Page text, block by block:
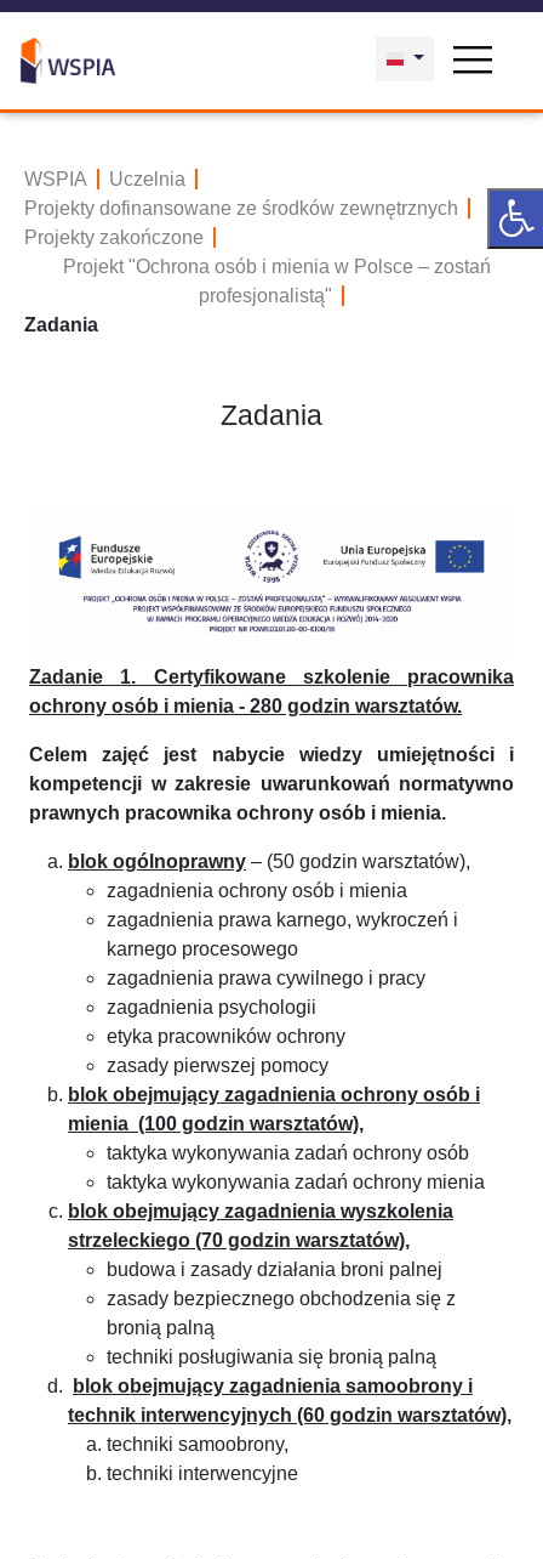
WSPIA
Uczelnia
Projekty dofinansowane ze środków zewnętrznych
Projekty zakończone
Projekt "Ochrona osób i mienia w Polsce – zostań
profesjonalistą"
Zadania
Zadania
Zadanie 1. Certyfikowane szkolenie pracownika
ochrony osób i mienia - 280 godzin warsztatów.
Celem zajęć jest nabycie wiedzy umiejętności i
kompetencji w zakresie uwarunkowań normatywno
prawnych pracownika ochrony osób i mienia.
blok ogólnoprawny – (50 godzin warsztatów),
zagadnienia ochrony osób i mienia
zagadnienia prawa karnego, wykroczeń i
karnego procesowego
zagadnienia prawa cywilnego i pracy
zagadnienia psychologii
etyka pracowników ochrony
zasady pierwszej pomocy
blok obejmujący zagadnienia ochrony osób i
mienia (100 godzin warsztatów),
taktyka wykonywania zadań ochrony osób
taktyka wykonywania zadań ochrony mienia
blok obejmujący zagadnienia wyszkolenia
strzeleckiego (70 godzin warsztatów),
budowa i zasady działania broni palnej
zasady bezpiecznego obchodzenia się z
bronią palną
techniki posługiwania się bronią palną
blok obejmujący zagadnienia samoobrony i
technik interwencyjnych (60 godzin warsztatów),
techniki samoobrony,
techniki interwencyjne